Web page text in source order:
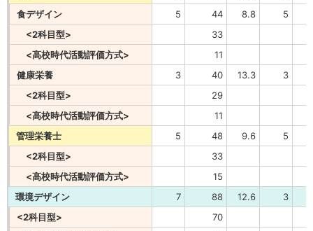
食デザイン
5 44 8.8
5
<2科目型>
33
<高校時代活動評価方式>
11
健康栄養
3 40 13.3
3
<2科目型>
29
<高校時代活動評価方式>
11
管理栄養士
5 48 9.6
5
<2科目型>
33
<高校時代活動評価方式>
15
環境デザイン
7 88 12.6
3
<2科目型>
70